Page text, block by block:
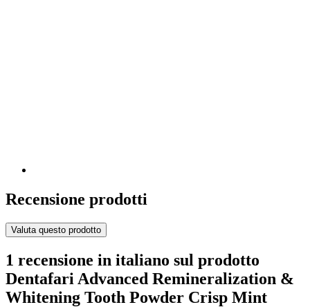
Recensione prodotti
Valuta questo prodotto
1 recensione in italiano sul prodotto
Dentafari Advanced Remineralization &
Whitening Tooth Powder Crisp Mint